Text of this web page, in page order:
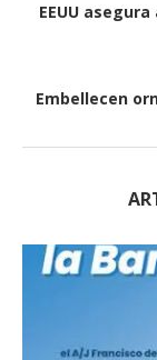
EEUU
Embellecen